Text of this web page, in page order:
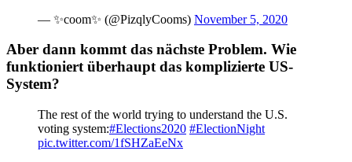
— ✨coom✨ (@PizqlyCooms) November 5, 2020
Aber dann kommt das nächste Problem. Wie
funktioniert überhaupt das komplizierte US-
System?
The rest of the world trying to understand the U.S.
voting system:#Elections2020 #ElectionNight
pic.twitter.com/1fSHZaEeNx